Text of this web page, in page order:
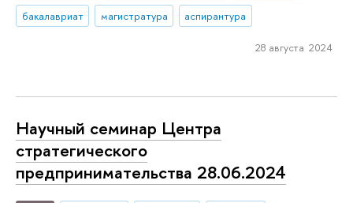
бакалавриат
магистратура аспирантура
28 августа 2024
Научный семинар Центра
стратегического
предпринимательства 28.06.2024